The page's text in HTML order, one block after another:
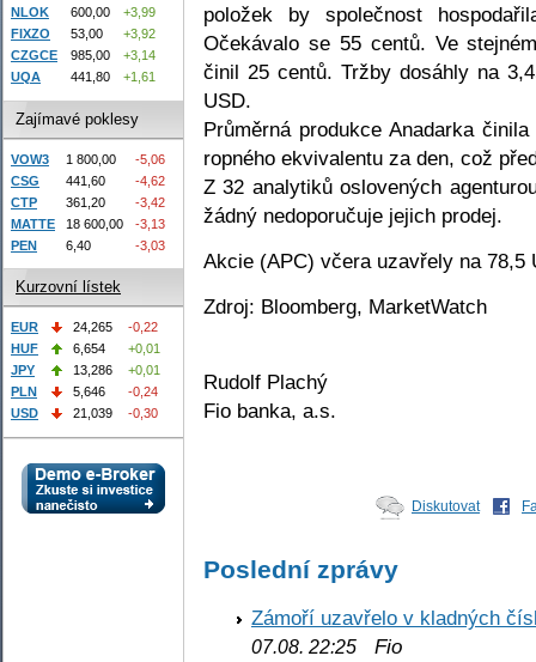
položek by společnost
Očekávalo se 55 centů. Ve
činil 25 centů. Tržby dosáhly na
USD.
Průměrná produkce Anadarka
ropného ekvivalentu za den, což
Z 32 analytiků oslovených
žádný nedoporučuje jejich prodej.
Akcie (APC) včera uzavřely na 78,5
Zdroj: Bloomberg, MarketWatch
Rudolf Plachý
Fio banka, a.s.
Diskutovat
Poslední zprávy
Zámoří uzavřelo v kladných
07.08. 22:25 Fio
NLOK
600,00
+3,99
FIXZO
53,00
+3,92
CZGCE
985,00
+3,14
UQA
441,80 +1,61
Zajímavé poklesy
VOW3 1 800,00
-5,06
CSG
441,60
-4,62
CTP
361,20
-3,42
MATTE
18 600,00
-3,13
PEN
6,40 -3,03
Kurzovní lístek
EUR 24,265
-0,22
HUF
6,654
+0,01
JPY
13,286
+0,01
PLN
5,646
-0,24
USD
21,039 -0,30